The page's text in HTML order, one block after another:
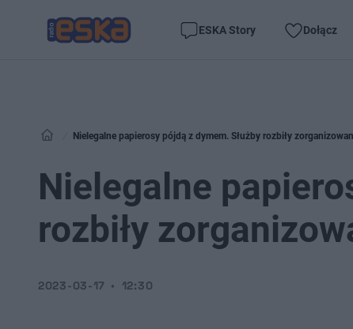
ESKA Story Dołącz
Nielegalne papierosy pójdą z dymem. Służby rozbiły
Nielegalne
rozbiły
2023-03-17 12:30